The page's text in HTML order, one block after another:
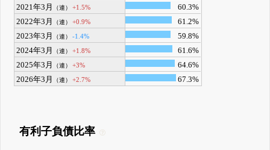
2021年3月
（連） +1.5%
60.3%
2022年3月
（連） +0.9%
61.2%
2023年3月
（連） -1.4%
59.8%
2024年3月
（連） +1.8%
61.6%
2025年3月
（連） +3%
64.6%
2026年3月
（連） +2.7% 67.3%
有利子負債比率